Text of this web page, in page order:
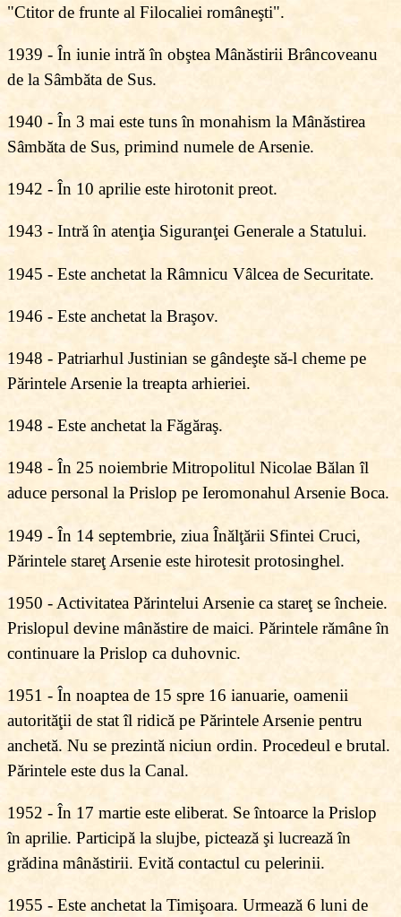
"Ctitor de frunte al Filocaliei româneşti".
1939 - În iunie intră în obştea Mânăstirii Brâncoveanu
de la Sâmbăta de Sus.
1940 - În 3 mai este tuns în monahism la Mânăstirea
Sâmbăta de Sus, primind numele de Arsenie.
1942 - În 10 aprilie este hirotonit preot.
1943 - Intră în atenţia Siguranţei Generale a Statului.
1945 - Este anchetat la Râmnicu Vâlcea de Securitate.
1946 - Este anchetat la Braşov.
1948 - Patriarhul Justinian se gândeşte să-l cheme pe
Părintele Arsenie la treapta arhieriei.
1948 - Este anchetat la Făgăraş.
1948 - În 25 noiembrie Mitropolitul Nicolae Bălan îl
aduce personal la Prislop pe Ieromonahul Arsenie Boca.
1949 - În 14 septembrie, ziua Înălţării Sfintei Cruci,
Părintele stareţ Arsenie este hirotesit protosinghel.
1950 - Activitatea Părintelui Arsenie ca stareţ se încheie.
Prislopul devine mânăstire de maici. Părintele rămâne în
continuare la Prislop ca duhovnic.
1951 - În noaptea de 15 spre 16 ianuarie, oamenii
autorităţii de stat îl ridică pe Părintele Arsenie pentru
anchetă. Nu se prezintă niciun ordin. Procedeul e brutal.
Părintele este dus la Canal.
1952 - În 17 martie este eliberat. Se întoarce la Prislop
în aprilie. Participă la slujbe, pictează şi lucrează în
grădina mânăstirii. Evită contactul cu pelerinii.
1955 - Este anchetat la Timişoara. Urmează 6 luni de